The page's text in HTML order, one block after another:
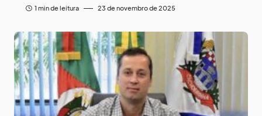
1 min de leitura 23 de novembro de 2025